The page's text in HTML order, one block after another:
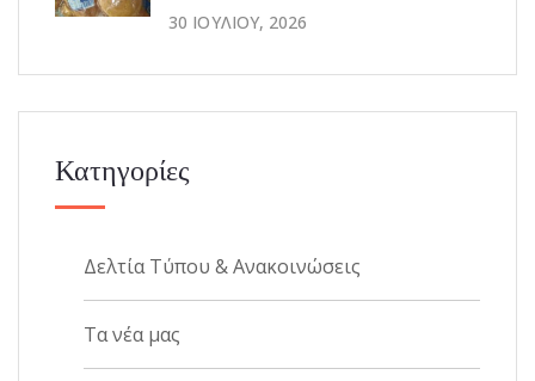
30 ΙΟΥΛΊΟΥ, 2026
Κατηγορίες
Δελτία Τύπου & Ανακοινώσεις
Τα νέα μας